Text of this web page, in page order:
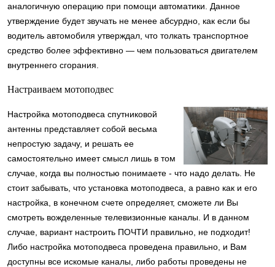
аналогичную операцию при помощи автоматики. Данное
утверждение будет звучать не менее абсурдно, как если бы
водитель автомобиля утверждал, что толкать транспортное
средство более эффективно — чем пользоваться двигателем
внутреннего сгорания.
Настраиваем мотоподвес
Настройка мотоподвеса спутниковой
антенны представляет собой весьма
непростую задачу, и решать ее
самостоятельно имеет смысл лишь в том
случае, когда вы полностью понимаете - что надо делать. Не
стоит забывать, что установка мотоподвеса, а равно как и его
настройка, в конечном счете определяет, сможете ли Вы
смотреть вожделенные телевизионные каналы. И в данном
случае, вариант настроить ПОЧТИ правильно, не подходит!
Либо настройка мотоподвеса проведена правильно, и Вам
доступны все искомые каналы, либо работы проведены не